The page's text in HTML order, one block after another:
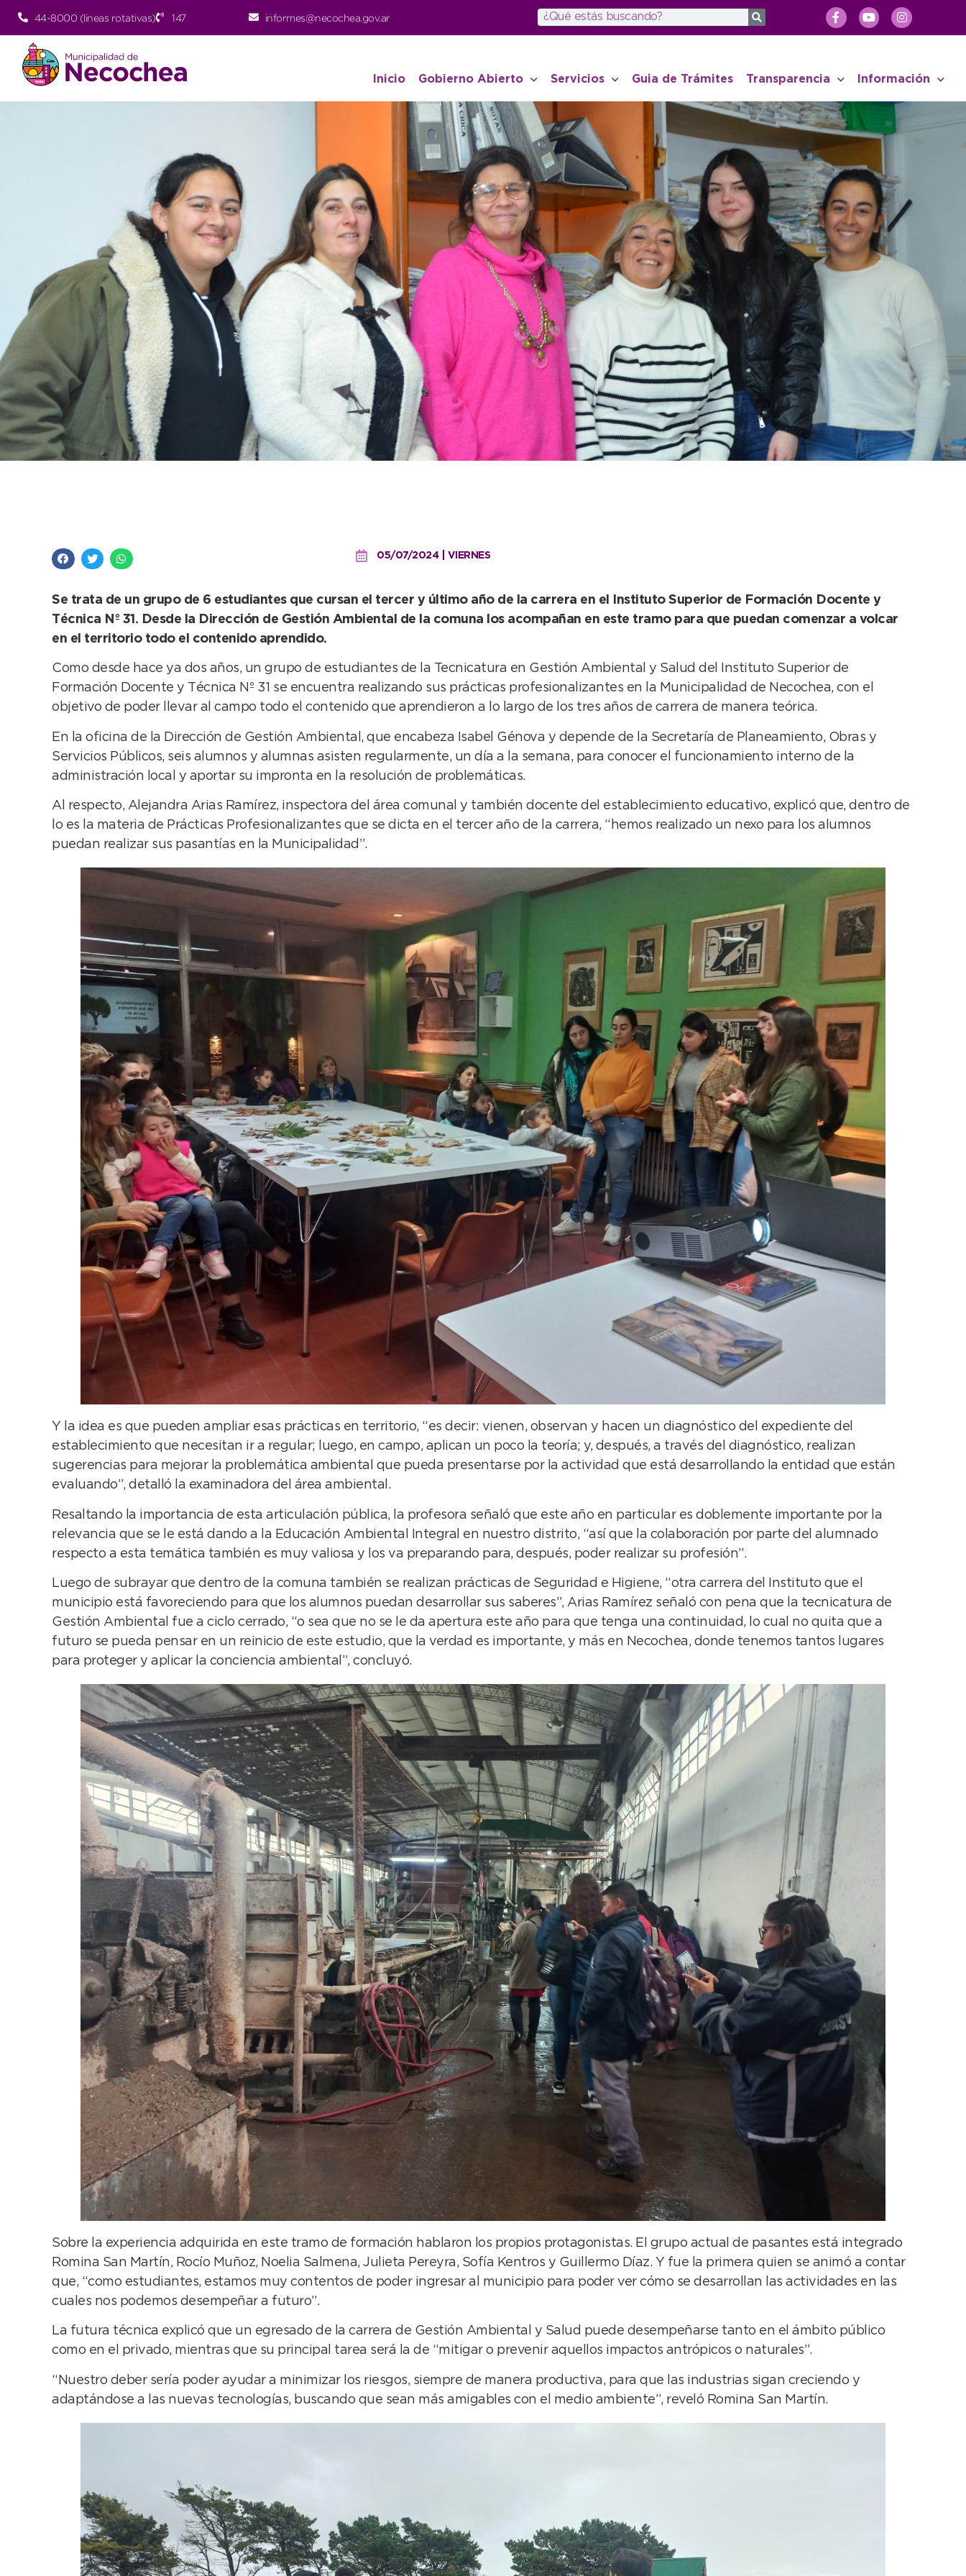
44-8000 (lineas rotativas) 147 informes@necochea.gov.ar
Inicio Gobierno Abierto Servicios Guia de Trámites Transparencia Información
05/07/2024 | VIERNES
Se trata de un grupo de 6 estudiantes que cursan el tercer y último año de la carrera en el Instituto Superior de Formación Docente y
Técnica Nº 31. Desde la Dirección de Gestión Ambiental de la comuna los acompañan en este tramo para que puedan comenzar a volcar
en el territorio todo el contenido aprendido.
Como desde hace ya dos años, un grupo de estudiantes de la Tecnicatura en Gestión Ambiental y Salud del Instituto Superior de
Formación Docente y Técnica Nº 31 se encuentra realizando sus prácticas profesionalizantes en la Municipalidad de Necochea, con el
objetivo de poder llevar al campo todo el contenido que aprendieron a lo largo de los tres años de carrera de manera teórica.
En la oficina de la Dirección de Gestión Ambiental, que encabeza Isabel Génova y depende de la Secretaría de Planeamiento, Obras y
Servicios Públicos, seis alumnos y alumnas asisten regularmente, un día a la semana, para conocer el funcionamiento interno de la
administración local y aportar su impronta en la resolución de problemáticas.
Al respecto, Alejandra Arias Ramírez, inspectora del área comunal y también docente del establecimiento educativo, explicó que, dentro de
lo es la materia de Prácticas Profesionalizantes que se dicta en el tercer año de la carrera, “hemos realizado un nexo para los alumnos
puedan realizar sus pasantías en la Municipalidad”.
Y la idea es que pueden ampliar esas prácticas en territorio, “es decir: vienen, observan y hacen un diagnóstico del expediente del
establecimiento que necesitan ir a regular; luego, en campo, aplican un poco la teoría; y, después, a través del diagnóstico, realizan
sugerencias para mejorar la problemática ambiental que pueda presentarse por la actividad que está desarrollando la entidad que están
evaluando”, detalló la examinadora del área ambiental.
Resaltando la importancia de esta articulación pública, la profesora señaló que este año en particular es doblemente importante por la
relevancia que se le está dando a la Educación Ambiental Integral en nuestro distrito, “así que la colaboración por parte del alumnado
respecto a esta temática también es muy valiosa y los va preparando para, después, poder realizar su profesión”.
Luego de subrayar que dentro de la comuna también se realizan prácticas de Seguridad e Higiene, “otra carrera del Instituto que el
municipio está favoreciendo para que los alumnos puedan desarrollar sus saberes”, Arias Ramírez señaló con pena que la tecnicatura de
Gestión Ambiental fue a ciclo cerrado, “o sea que no se le da apertura este año para que tenga una continuidad, lo cual no quita que a
futuro se pueda pensar en un reinicio de este estudio, que la verdad es importante, y más en Necochea, donde tenemos tantos lugares
para proteger y aplicar la conciencia ambiental”, concluyó.
Sobre la experiencia adquirida en este tramo de formación hablaron los propios protagonistas. El grupo actual de pasantes está integrado
Romina San Martín, Rocío Muñoz, Noelia Salmena, Julieta Pereyra, Sofía Kentros y Guillermo Díaz. Y fue la primera quien se animó a contar
que, “como estudiantes, estamos muy contentos de poder ingresar al municipio para poder ver cómo se desarrollan las actividades en las
cuales nos podemos desempeñar a futuro”.
La futura técnica explicó que un egresado de la carrera de Gestión Ambiental y Salud puede desempeñarse tanto en el ámbito público
como en el privado, mientras que su principal tarea será la de “mitigar o prevenir aquellos impactos antrópicos o naturales”.
“Nuestro deber sería poder ayudar a minimizar los riesgos, siempre de manera productiva, para que las industrias sigan creciendo y
adaptándose a las nuevas tecnologías, buscando que sean más amigables con el medio ambiente”, reveló Romina San Martín.